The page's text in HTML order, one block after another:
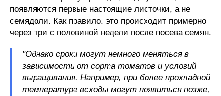
появляются первые настоящие листочки, а не
семядоли. Как правило, это происходит примерно
через три с половиной недели после посева семян.
"Однако сроки могут немного меняться в
зависимости от сорта томатов и условий
выращивания. Например, при более прохладной
температуре всходы могут появиться позже,